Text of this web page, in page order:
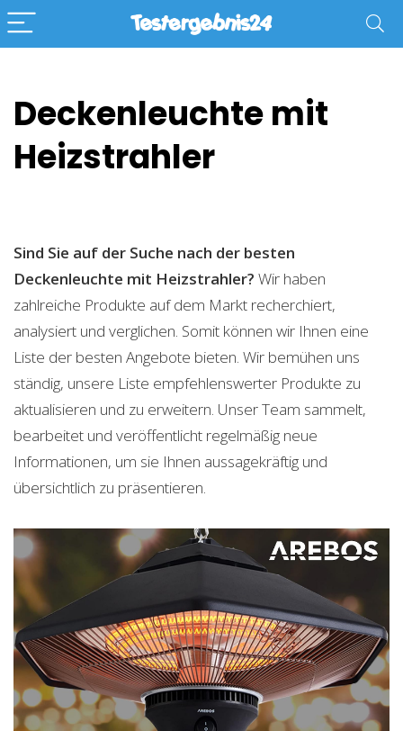
Deckenleuchte mit
Heizstrahler
Sind Sie auf der Suche nach der besten
Deckenleuchte mit Heizstrahler? Wir haben
zahlreiche Produkte auf dem Markt recherchiert,
analysiert und verglichen. Somit können wir Ihnen eine
Liste der besten Angebote bieten. Wir bemühen uns
ständig, unsere Liste empfehlenswerter Produkte zu
aktualisieren und zu erweitern. Unser Team sammelt,
bearbeitet und veröffentlicht regelmäßig neue
Informationen, um sie Ihnen aussagekräftig und
übersichtlich zu präsentieren.